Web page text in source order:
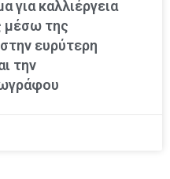
για καλλιέργεια
μέσω της
ευρύτερη
την